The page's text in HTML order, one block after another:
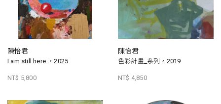
陳怡君
I am still here ，2025
NT$ 5,800
陳怡君
色彩計畫_系列，2019
NT$ 4,850